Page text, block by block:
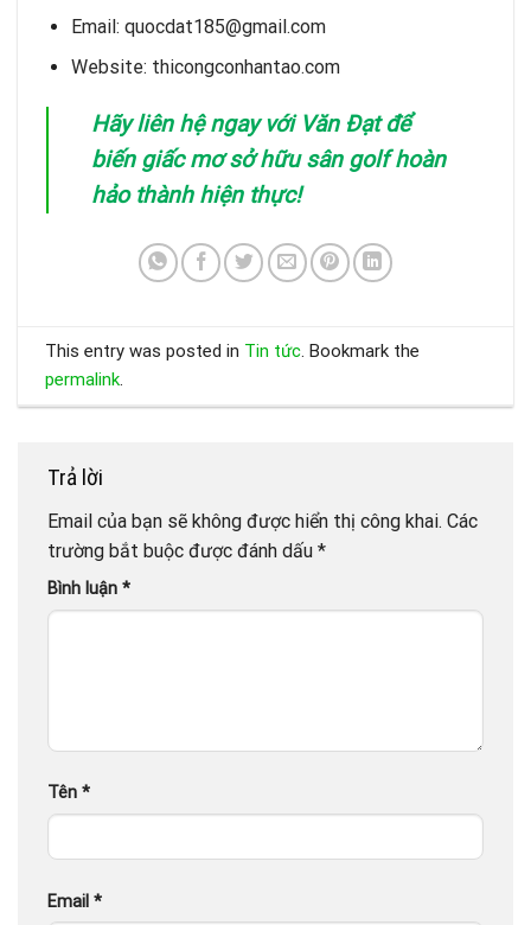
Email: quocdat185@gmail.com
Website: thicongconhantao.com
Hãy liên hệ ngay với Văn Đạt để
biến giấc mơ sở hữu sân golf hoàn
hảo thành hiện thực!
This entry was posted in Tin tức. Bookmark the
permalink.
Trả lời
Email của bạn sẽ không được hiển thị công khai. Các
trường bắt buộc được đánh dấu *
Bình luận *
Tên *
Email *